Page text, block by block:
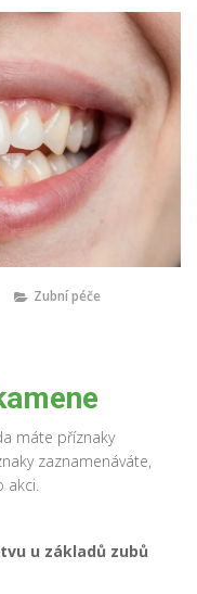
Zubní péče
máte příznaky
zaznamenáváte,
akci.
u základů zubů